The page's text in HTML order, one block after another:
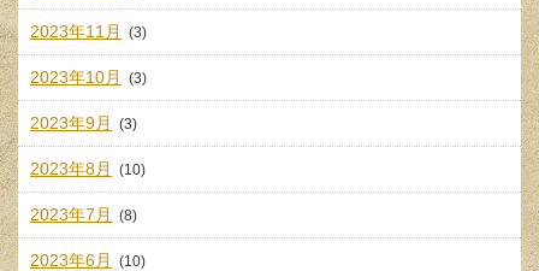
2023年11月 (3)
2023年10月 (3)
2023年9月 (3)
2023年8月 (10)
2023年7月 (8)
2023年6月 (10)